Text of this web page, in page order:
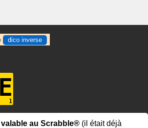
dico inverse
E
valable au Scrabble® (il était déjà